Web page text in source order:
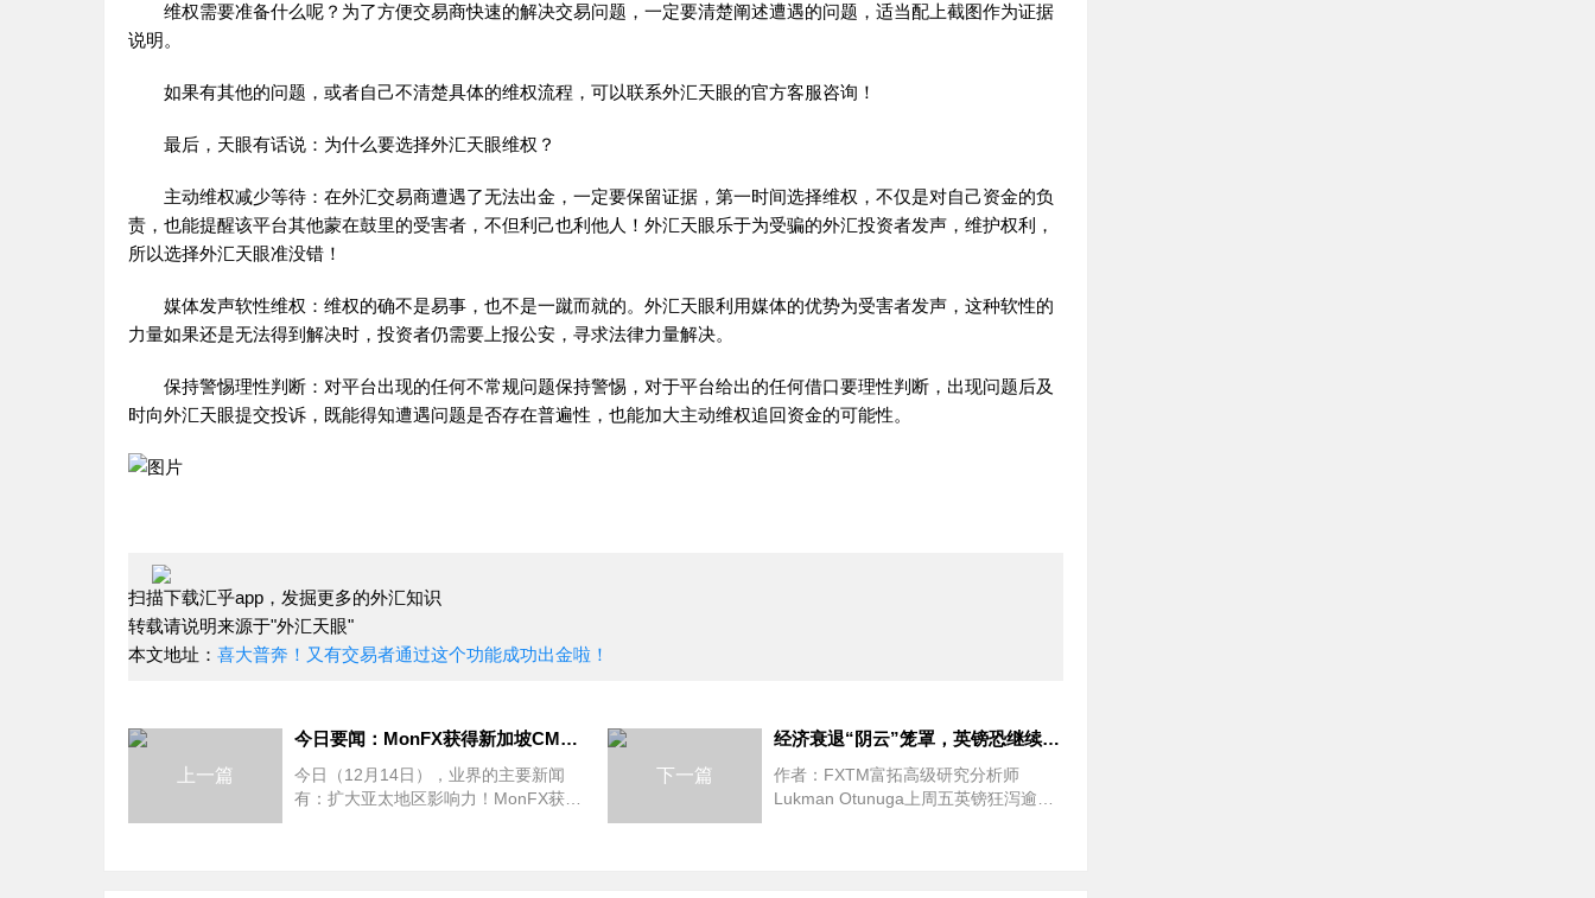
维权需要准备什么呢？为了方便交易商快速的解决交易问题，一定要清楚阐述遭遇的问题，适当配上截图作为证据
说明。
如果有其他的问题，或者自己不清楚具体的维权流程，可以联系外汇天眼的官方客服咨询！
最后，天眼有话说：为什么要选择外汇天眼维权？
主动维权减少等待：在外汇交易商遭遇了无法出金，一定要保留证据，第一时间选择维权，不仅是对自己资金的负
责，也能提醒该平台其他蒙在鼓里的受害者，不但利己也利他人！外汇天眼乐于为受骗的外汇投资者发声，维护权利，
所以选择外汇天眼准没错！
媒体发声软性维权：维权的确不是易事，也不是一蹴而就的。外汇天眼利用媒体的优势为受害者发声，这种软性的
力量如果还是无法得到解决时，投资者仍需要上报公安，寻求法律力量解决。
保持警惕理性判断：对平台出现的任何不常规问题保持警惕，对于平台给出的任何借口要理性判断，出现问题后及
时向外汇天眼提交投诉，既能得知遭遇问题是否存在普遍性，也能加大主动维权追回资金的可能性。
扫描下载汇乎app，发掘更多的外汇知识
转载请说明来源于"外汇天眼"
本文地址： 喜大普奔！又有交易者通过这个功能成功出金啦！
上一篇
今日要闻：MonFX获得新加坡CMS牌照；Centroid Solutions携手Atlas Bank为客户提供一级银行流动性；FXTRADING.com与Arbidyne Capital Pty L
今日（12月14日），业界的主要新闻
有：扩大亚太地区影响力！MonFX获得
下一篇
经济衰退“阴云”笼罩，英镑恐继续下行
作者：FXTM富拓高级研究分析师
Lukman Otunuga上周五英镑狂泻逾